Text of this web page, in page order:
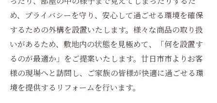
め、プライバシーを守り、安心して過ごせる環境を確保
するための外構を設置いたします。様々な商品の取り扱
いがあるため、敷地内の状態を見極めて、「何を設置す
るのが最適か」をご提案いたします。廿日市市よりお客
様の現場へと訪問し、ご家族の皆様が快適に過ごせる環
境を提供するリフォームを行います。